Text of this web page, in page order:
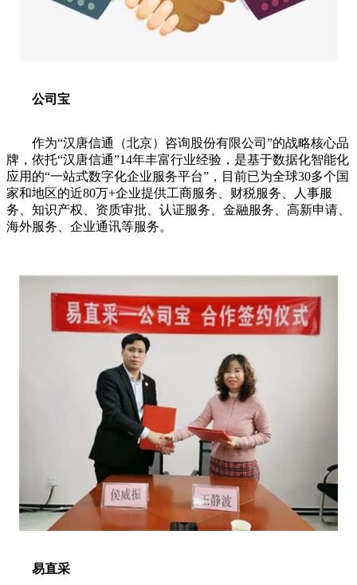
公司宝
作为“汉唐信通（北京）咨询股份有限公司”的战略核心品
牌，依托“汉唐信通”14年丰富行业经验，是基于数据化智能化
应用的“一站式数字化企业服务平台”，目前已为全球30多个国
家和地区的近80万+企业提供工商服务、财税服务、人事服
务、知识产权、资质审批、认证服务、金融服务、高新申请、
海外服务、企业通讯等服务。
易直采